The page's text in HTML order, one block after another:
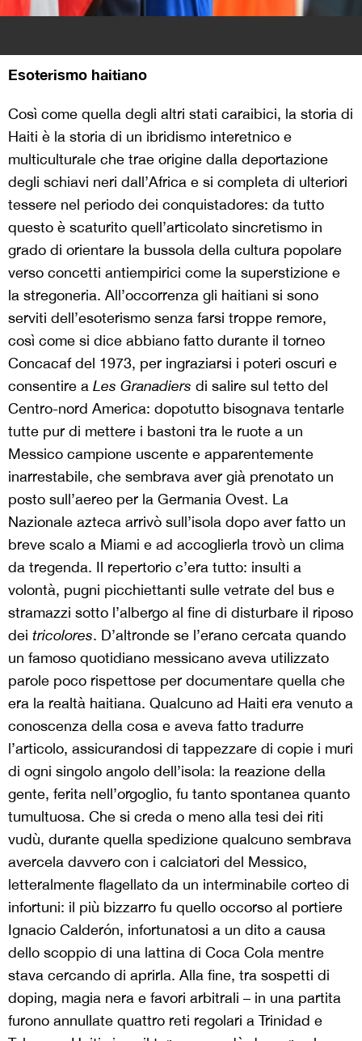
Esoterismo haitiano
Così come quella degli altri stati caraibici, la storia di
Haiti è la storia di un ibridismo interetnico e
multiculturale che trae origine dalla deportazione
degli schiavi neri dall’Africa e si completa di ulteriori
tessere nel periodo dei conquistadores: da tutto
questo è scaturito quell’articolato sincretismo in
grado di orientare la bussola della cultura popolare
verso concetti antiempirici come la superstizione e
la stregoneria. All’occorrenza gli haitiani si sono
serviti dell’esoterismo senza farsi troppe remore,
così come si dice abbiano fatto durante il torneo
Concacaf del 1973, per ingraziarsi i poteri oscuri e
consentire a Les Granadiers di salire sul tetto del
Centro-nord America: dopotutto bisognava tentarle
tutte pur di mettere i bastoni tra le ruote a un
Messico campione uscente e apparentemente
inarrestabile, che sembrava aver già prenotato un
posto sull’aereo per la Germania Ovest. La
Nazionale azteca arrivò sull’isola dopo aver fatto un
breve scalo a Miami e ad accoglierla trovò un clima
da tregenda. Il repertorio c’era tutto: insulti a
volontà, pugni picchiettanti sulle vetrate del bus e
stramazzi sotto l’albergo al fine di disturbare il riposo
dei tricolores. D’altronde se l’erano cercata quando
un famoso quotidiano messicano aveva utilizzato
parole poco rispettose per documentare quella che
era la realtà haitiana. Qualcuno ad Haiti era venuto a
conoscenza della cosa e aveva fatto tradurre
l’articolo, assicurandosi di tappezzare di copie i muri
di ogni singolo angolo dell’isola: la reazione della
gente, ferita nell’orgoglio, fu tanto spontanea quanto
tumultuosa. Che si creda o meno alla tesi dei riti
vudù, durante quella spedizione qualcuno sembrava
avercela davvero con i calciatori del Messico,
letteralmente flagellato da un interminabile corteo di
infortuni: il più bizzarro fu quello occorso al portiere
Ignacio Calderón, infortunatosi a un dito a causa
dello scoppio di una lattina di Coca Cola mentre
stava cercando di aprirla. Alla fine, tra sospetti di
doping, magia nera e favori arbitrali – in una partita
furono annullate quattro reti regolari a Trinidad e